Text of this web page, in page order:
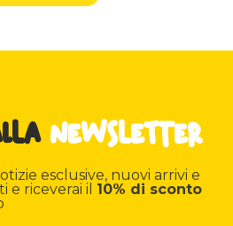
newsletter
esclusive, nuovi arrivi e
e riceverai il 10% di sconto